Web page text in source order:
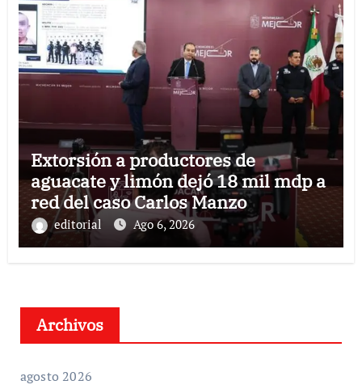
Extorsión a productores de
aguacate y limón dejó 18 mil mdp a
red del caso Carlos Manzo
editorial Ago 6, 2026
Archivos
agosto 2026